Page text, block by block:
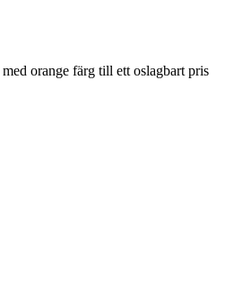
orange färg till ett oslagbart pris